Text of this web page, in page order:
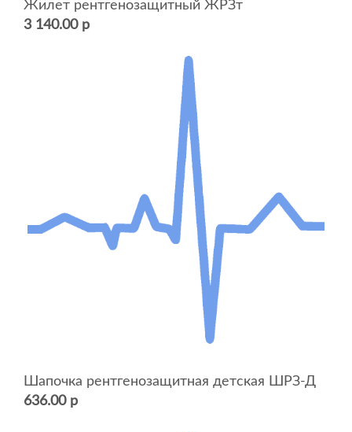
Жилет рентгенозащитный ЖРЗт
3 140.00 р
Шапочка рентгенозащитная детская ШРЗ-Д
636.00 р